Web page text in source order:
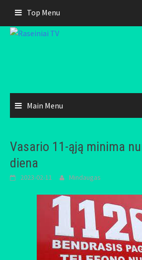
content
Top Menu
Main Menu
Vasario 11-ąją minima
diena
2023-02-11 Mindaugas